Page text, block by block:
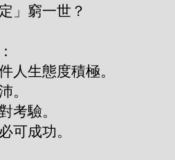
」窮一世？
人生態度積極。
。
考驗。
可成功。